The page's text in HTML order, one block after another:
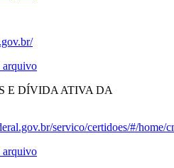
arquivo
E DÍVIDA ATIVA DA
servico/certidoes/#/home/
arquivo